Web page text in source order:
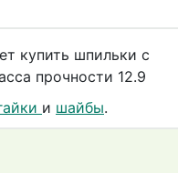
купить шпильки с
прочности 12.9
и шайбы.